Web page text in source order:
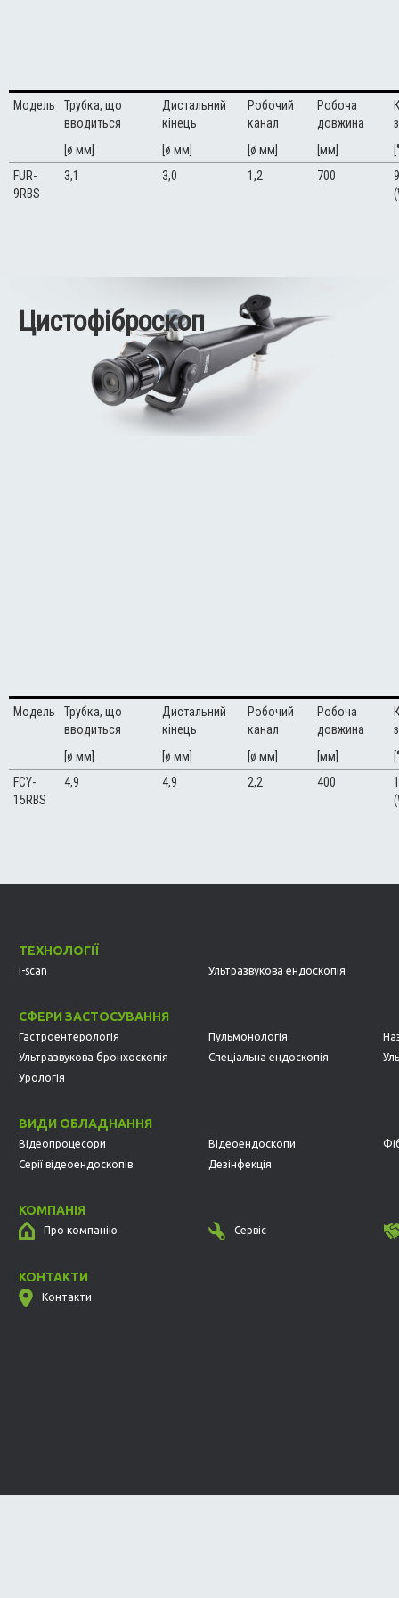
Модель
Трубка, що
вводиться
[ø мм]
Дистальний
кінець
[ø мм]
Робочий
канал
[ø мм]
Робоча
довжина
[мм]
[
FUR-
9RBS
3,1 3,0 1,2 700
Цистофіброскоп
Модель
Трубка, що
вводиться
[ø мм]
Дистальний
кінець
[ø мм]
Робочий
канал
[ø мм]
Робоча
довжина
[мм]
[
FCY-
15RBS
4,9 4,9 2,2 400
ТЕХНОЛОГІЇ
i-scan Ультразвукова ендоскопія
СФЕРИ ЗАСТОСУВАННЯ
Гастроентерологія Пульмонологія
Ультразвукова бронхоскопія
Спеціальна ендоскопія
Урологія
ВИДИ ОБЛАДНАННЯ
Відеопроцесори Відеоендоскопи
Серії відеоендоскопів
Дезінфекція
КОМПАНІЯ
Про компанію Сервіс
КОНТАКТИ
Контакти